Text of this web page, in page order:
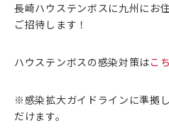
長崎ハウステンボスに九州にお
ご招待します！
ハウステンボスの感染対策はこ
※感染拡大ガイドラインに準拠
だけます。